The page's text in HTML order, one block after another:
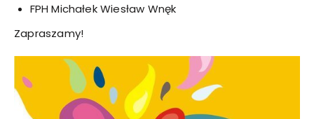
FPH Michałek Wiesław Wnęk
Zapraszamy!